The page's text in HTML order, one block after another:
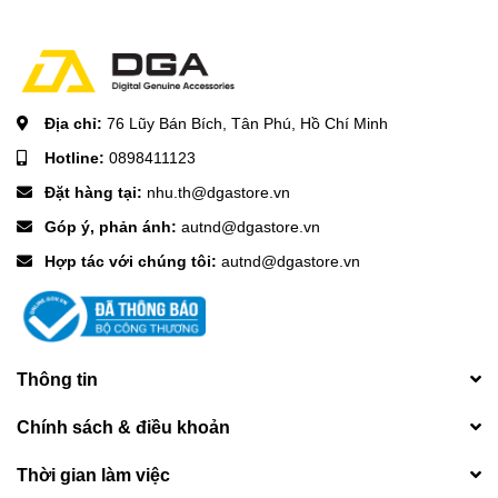
Địa chỉ: 76 Lũy Bán Bích, Tân Phú, Hồ Chí Minh
Hotline: 0898411123
Đặt hàng tại: nhu.th@dgastore.vn
Góp ý, phản ánh: autnd@dgastore.vn
Hợp tác với chúng tôi: autnd@dgastore.vn
Thông tin
Chính sách & điều khoản
Thời gian làm việc